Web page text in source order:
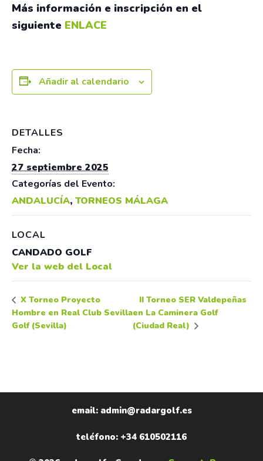
Más información e inscripción en el
siguiente ENLACE
Añadir al calendario
DETALLES
Fecha:
27 septiembre 2025
Categorías del Evento:
ANDALUCÍA, TORNEOS MÁLAGA
LOCAL
CANDADO GOLF
Ver la web del Local
X Torneo Proyecto
Hombre en Real Club Sevilla
Golf (Sevilla)
II Torneo SER Valdepeñas
en La Caminera Golf
(Ciudad Real)
email: admin@radargolf.es
teléfono: +34 610502116